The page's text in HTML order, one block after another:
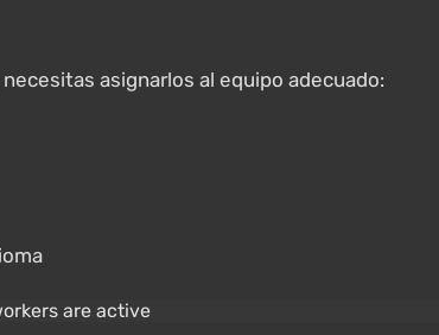
asignarlos al equipo adecuado: